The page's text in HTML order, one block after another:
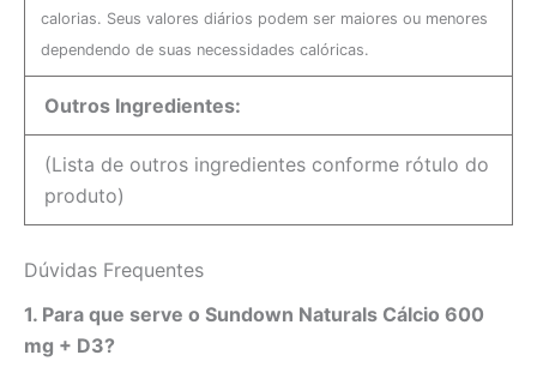
calorias. Seus valores diários podem ser maiores ou menores
dependendo de suas necessidades calóricas.
Outros Ingredientes:
(Lista de outros ingredientes conforme rótulo do
produto)
Dúvidas Frequentes
1. Para que serve o Sundown Naturals Cálcio 600
mg + D3?